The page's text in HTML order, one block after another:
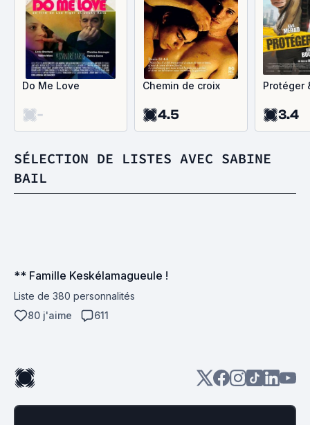
Do Me Love
-
Chemin de croix
4.5
Protéger
3.4
SÉLECTION DE LISTES AVEC SABINE
BAIL
** Famille Keskélamagueule !
Liste de 380 personnalités
80 j'aime
611